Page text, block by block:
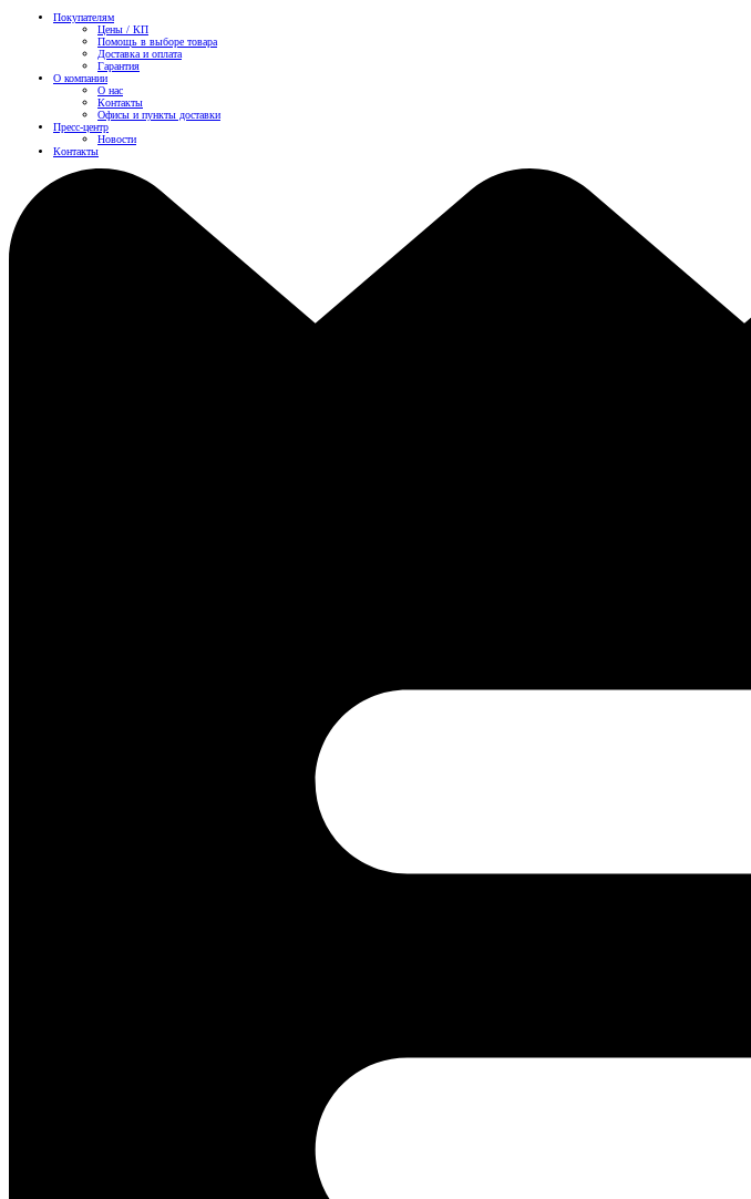
Покупателям
Цены / КП
Помощь в выборе товара
Доставка и оплата
Гарантия
О компании
О нас
Контакты
Офисы и пункты доставки
Пресс-центр
Новости
Контакты